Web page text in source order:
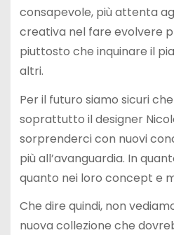
consapevole, più attenta
creativa nel fare evolvere
piuttosto che inquinare il
altri.
Per il futuro siamo sicuri che
soprattutto il designer
sorprenderci con nuovi
più all’avanguardia. In
quanto nei loro concept e
Che dire quindi, non
nuova collezione che